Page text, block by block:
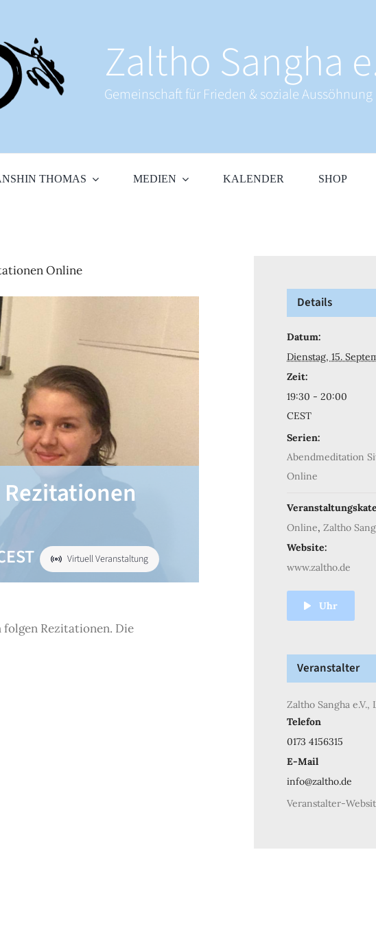
Zaltho Sangha
Gemeinschaft für Frieden & soziale Aussöhnung
THOMAS MEDIEN KALENDER SHOP
Online
Virtuell Veranstaltung
Rezitationen. Die
Details
Datum:
Dienstag, 15.
Zeit:
19:30 - 20:00
CEST
Serien:
Abendmeditation
Online
Online,Zaltho
Website:
www.zaltho.de
Uhr
Veranstalter
Zaltho Sangha e.V.,
Telefon
0173 4156315
E-Mail
info@zaltho.de
Veranstalter-